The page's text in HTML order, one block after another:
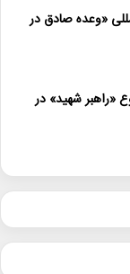
«وعده صادق در
«راهبر شهید» در